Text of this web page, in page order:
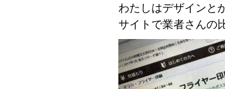
わたしはデザインと
サイトで業者さんの